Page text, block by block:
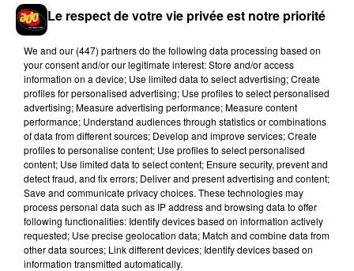
en cliquant sur le bouton ci-dessous.
Afficher l'élément
Hip-Hop News
Le respect de votre vie privée est notre priorité
We and our (447) partnersdo the following data processing based on
your consent and/or our legitimate interest: Store and/or access
information on a device; Use limited data to select advertising; Create
profiles for personalised advertising; Use profiles to select personalised
advertising; Measure advertising performance; Measure content
performance; Understand audiences through statistics or combinations
of data from different sources; Develop and improve services; Create
profiles to personalise content; Use profiles to select personalised
content; Use limited data to select content; Ensure security, prevent and
detect fraud, and fix errors; Deliver and present advertising and content;
Save and communicate privacy choices. These technologies may
process personal data such as IP address and browsing data to offer
following functionalities: Identify devices based on information actively
requested; Use precise geolocation data; Match and combine data from
other data sources; Link different devices; Identify devices based on
information transmitted automatically.